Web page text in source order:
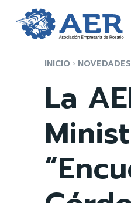
INICIO NOVEDADES
La